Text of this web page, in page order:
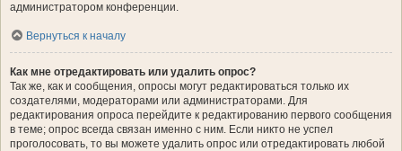
администратором конференции.
Вернуться к началу
Как мне отредактировать или удалить опрос?
Так же, как и сообщения, опросы могут редактироваться только их
создателями, модераторами или администраторами. Для
редактирования опроса перейдите к редактированию первого сообщения
в теме; опрос всегда связан именно с ним. Если никто не успел
проголосовать, то вы можете удалить опрос или отредактировать любой